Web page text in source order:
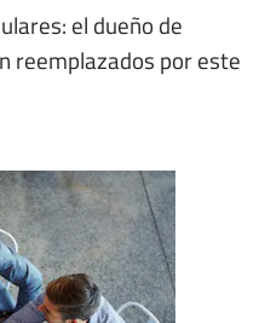
el dueño de
reemplazados por este